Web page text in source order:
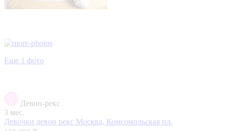
Еще 1 фото
Девон-рекс
3 мес.
Девочки девон рекс Москва, Комсомольская пл.